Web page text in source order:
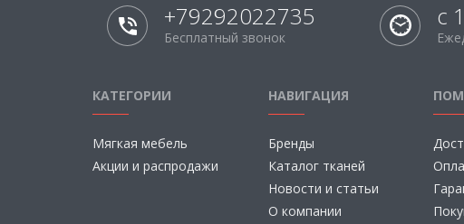
+79292022735
Бесплатный звонок
с
КАТЕГОРИИ
Мягкая мебель
Акции и распродажи
НАВИГАЦИЯ
Бренды
Каталог тканей
Новости и статьи
О компании